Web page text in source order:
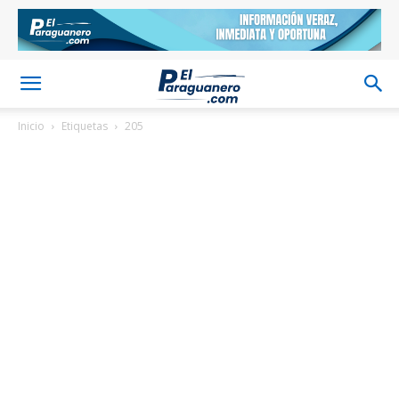
Inicio Etiquetas 205